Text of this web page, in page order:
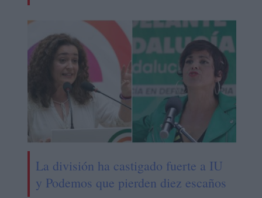
La división ha castigado fuerte a IU
y Podemos que pierden diez escaños